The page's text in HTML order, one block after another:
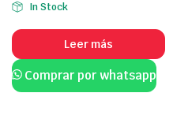
In Stock
Leer más
Comprar por whatsapp